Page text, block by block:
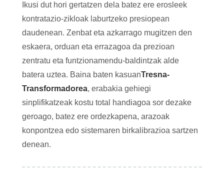
Ikusi dut hori gertatzen dela batez ere erosleek
kontratazio-zikloak laburtzeko presiopean
daudenean. Zenbat eta azkarrago mugitzen den
eskaera, orduan eta errazagoa da prezioan
zentratu eta funtzionamendu-baldintzak alde
batera uztea. Baina baten kasuanTresna-
Transformadorea, erabakia gehiegi
sinplifikatzeak kostu total handiagoa sor dezake
geroago, batez ere ordezkapena, arazoak
konpontzea edo sistemaren birkalibrazioa sartzen
denean.